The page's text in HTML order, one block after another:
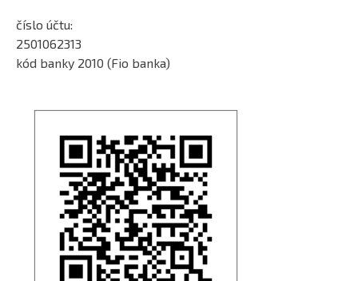
číslo účtu:
2501062313
kód banky 2010 (Fio banka)